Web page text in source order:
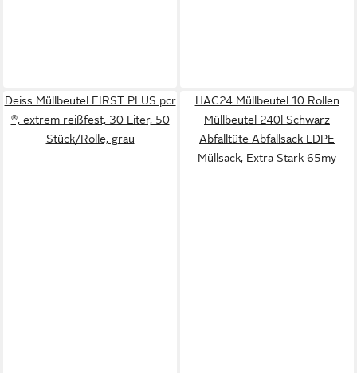
Deiss Müllbeutel FIRST PLUS pcr
®, extrem reißfest, 30 Liter, 50
Stück/Rolle, grau
HAC24 Müllbeutel 10 Rollen
Müllbeutel 240l Schwarz
Abfalltüte Abfallsack LDPE
Müllsack, Extra Stark 65my